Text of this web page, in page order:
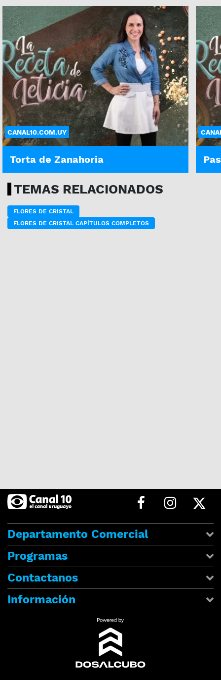
CANAL10.COM.UY
Torta de Zanahoria
TEMAS RELACIONADOS
FLORES DE CRISTAL
FLORES DE CRISTAL CAPÍTULOS COMPLETOS
Departamento Comercial
Programas
Contactanos
Información